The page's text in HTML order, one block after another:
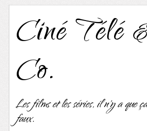
Ciné Télé
Co.
Les films et les séries, il n'y a que
faux.